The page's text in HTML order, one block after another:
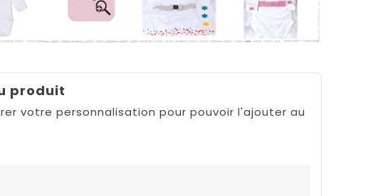
produit
votre personnalisation pour pouvoir l'ajouter au